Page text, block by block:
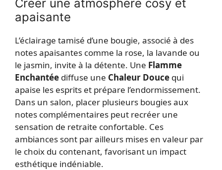
Créer une atmosphère cosy et
apaisante
L’éclairage tamisé d’une bougie, associé à des
notes apaisantes comme la rose, la lavande ou
le jasmin, invite à la détente. Une Flamme
Enchantée diffuse une Chaleur Douce qui
apaise les esprits et prépare l’endormissement.
Dans un salon, placer plusieurs bougies aux
notes complémentaires peut recréer une
sensation de retraite confortable. Ces
ambiances sont par ailleurs mises en valeur par
le choix du contenant, favorisant un impact
esthétique indéniable.